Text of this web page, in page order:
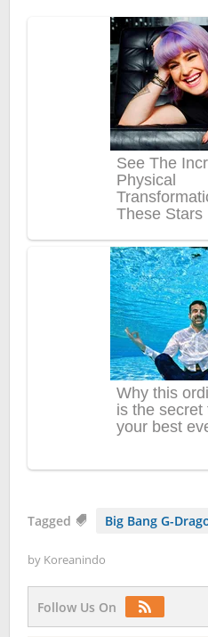
Tagged Big Bang G-
by Koreanindo
Follow Us On